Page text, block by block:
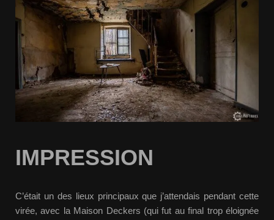
IMPRESSION
C’était un des lieux principaux que j’attendais pendant cette
virée, avec la Maison Deckers (qui fut au final trop éloignée